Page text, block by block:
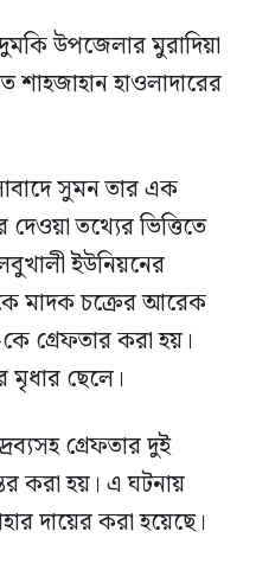
উপজেলার মুরাদিয়া
শাহজাহান হাওলাদারের
সুমন তার এক
তথ্যের ভিত্তিতে
ইউনিয়নের
মাদক চক্রের আরেক
গ্রেফতার করা হয়।
ছেলে।
গ্রেফতার দুই
করা হয়। এ ঘটনায়
দায়ের করা হয়েছে।